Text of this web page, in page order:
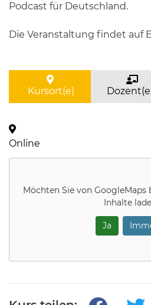
Podcast für Deutschland.
Die Veranstaltung findet auf
Kursort(e)
Online
Möchten Sie von GoogleMaps
Inhalte
Ja